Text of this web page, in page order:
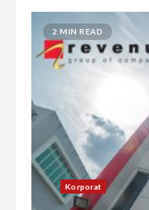
2 MIN READ
Korporat